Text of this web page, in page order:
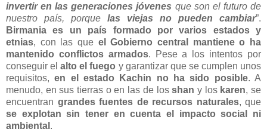
invertir en las generaciones jóvenes que son el futuro de
nuestro país, porque las viejas no pueden cambiar”.
Birmania es un país formado por varios estados y
etnias, con las que el Gobierno central mantiene o ha
mantenido conflictos armados. Pese a los intentos por
conseguir elalto el fuego y garantizar que se cumplen unos
requisitos,en el estado Kachin no ha sido posible. A
menudo, en sus tierras o en las de losshan y los karen, se
encuentran grandes fuentes de recursos naturales, que
se explotan sin tener en cuenta el impacto social ni
ambiental .